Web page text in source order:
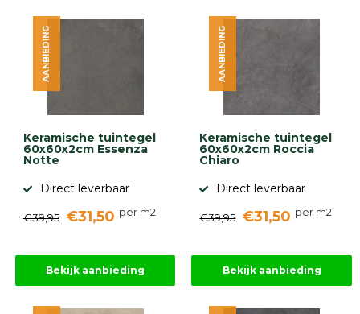
Keramische tuintegel
60x60x2cm Essenza
Notte
Direct leverbaar
€39,95 €31,50 per m2
AANBIEDING
Bekijk aanbieding
Keramische tuintegel
60x60x2cm Roccia
Chiaro
Direct leverbaar
€39,95 €31,50 per m2
AANBIEDING
Bekijk aanbieding